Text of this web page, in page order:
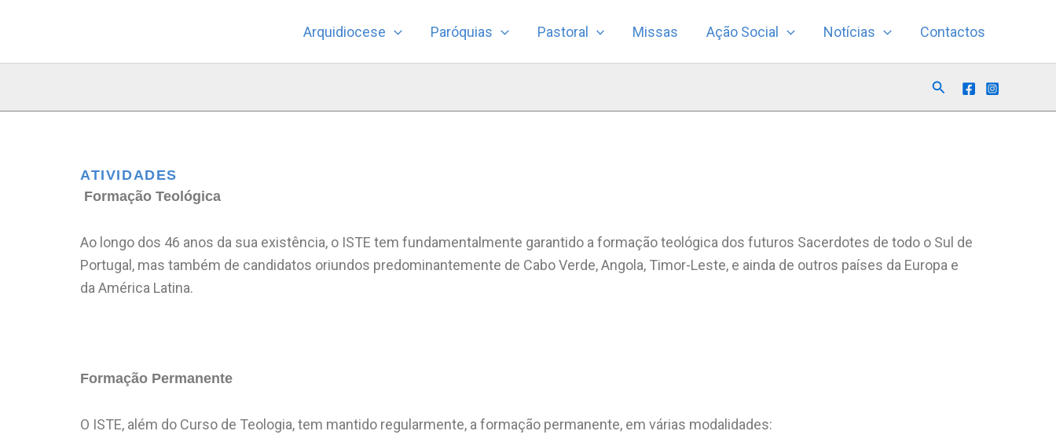
Arquidiocese Paróquias Pastoral Missas Ação Social Notícias Contactos
Search
ATIVIDADES
Formação Teológica
Ao longo dos 46 anos da sua existência, o ISTE tem fundamentalmente garantido a formação teológica dos futuros Sacerdotes de todo o Sul de
Portugal, mas também de candidatos oriundos predominantemente de Cabo Verde, Angola, Timor-Leste, e ainda de outros países da Europa e
da América Latina.
Formação Permanente
O ISTE, além do Curso de Teologia, tem mantido regularmente, a formação permanente, em várias modalidades: